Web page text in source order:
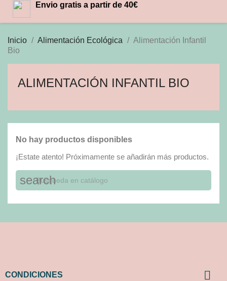
Envio gratis a partir de 40€
Inicio Alimentación Ecológica
Alimentación Infantil
Bio
ALIMENTACIÓN INFANTIL BIO
No hay productos disponibles
¡Estate atento! Próximamente se añadirán más productos.
search
CONDICIONES 